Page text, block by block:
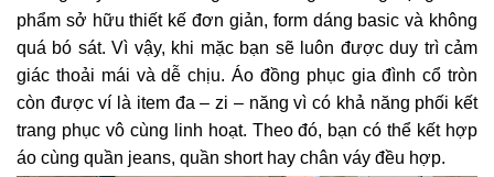
phẩm sở hữu thiết kế đơn giản, form dáng basic và không
quá bó sát. Vì vậy, khi mặc bạn sẽ luôn được duy trì cảm
giác thoải mái và dễ chịu. Áo đồng phục gia đình cổ tròn
còn được ví là item đa – zi – năng vì có khả năng phối kết
trang phục vô cùng linh hoạt. Theo đó, bạn có thể kết hợp
áo cùng quần jeans, quần short hay chân váy đều hợp.